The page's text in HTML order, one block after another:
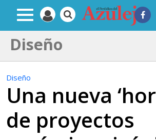
Diseño
Diseño
Una nueva
de proyectos